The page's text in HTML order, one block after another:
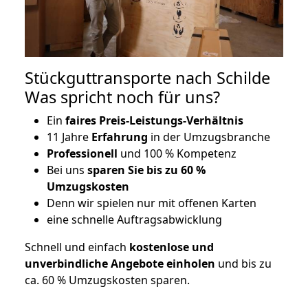
Stückguttransporte nach Schilde
Was spricht noch für uns?
Ein faires Preis-Leistungs-Verhältnis
11 Jahre Erfahrung in der Umzugsbranche
Professionell und 100 % Kompetenz
Bei uns sparen Sie bis zu 60 %
Umzugskosten
Denn wir spielen nur mit offenen Karten
eine schnelle Auftragsabwicklung
Schnell und einfach kostenlose und
unverbindliche Angebote einholen und bis zu
ca. 60 % Umzugskosten sparen.